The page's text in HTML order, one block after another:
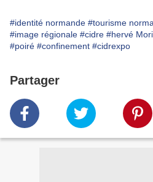
#identité normande #tourisme
#image régionale #cidre #hervé
#poiré #confinement #cidrexpo
Partager